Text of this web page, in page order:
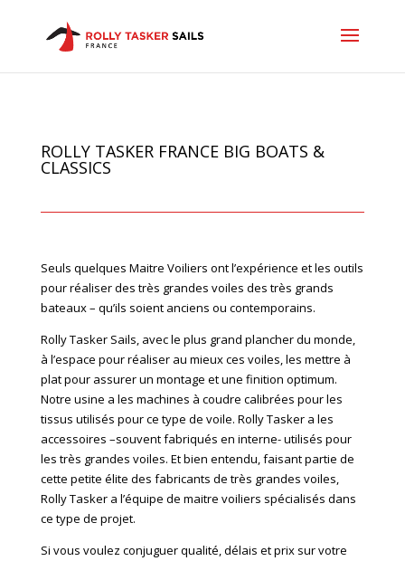
ROLLY TASKER FRANCE BIG BOATS &
CLASSICS
Seuls quelques Maitre Voiliers ont l’expérience et les outils
pour réaliser des très grandes voiles des très grands
bateaux – qu’ils soient anciens ou contemporains.
Rolly Tasker Sails, avec le plus grand plancher du monde,
à l’espace pour réaliser au mieux ces voiles, les mettre à
plat pour assurer un montage et une finition optimum.
Notre usine a les machines à coudre calibrées pour les
tissus utilisés pour ce type de voile. Rolly Tasker a les
accessoires –souvent fabriqués en interne- utilisés pour
les très grandes voiles. Et bien entendu, faisant partie de
cette petite élite des fabricants de très grandes voiles,
Rolly Tasker a l’équipe de maitre voiliers spécialisés dans
ce type de projet.
Si vous voulez conjuguer qualité, délais et prix sur votre